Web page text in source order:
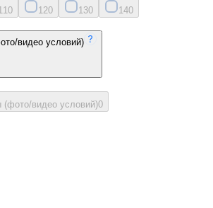
0 120 130 140
видео условий)
видео условий)0